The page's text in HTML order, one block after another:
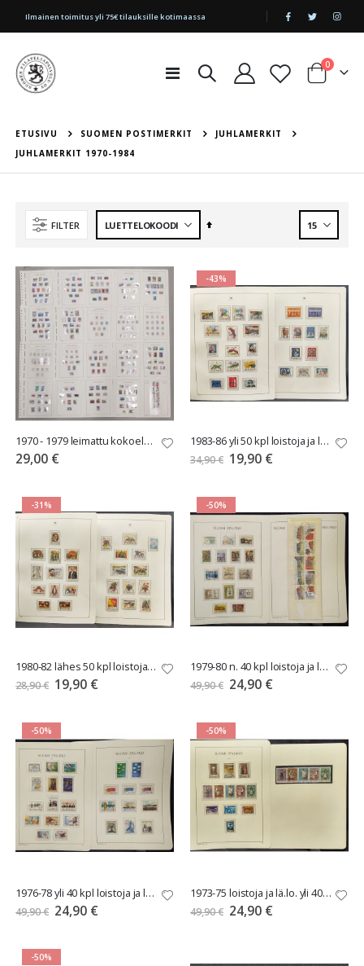
|
Ilmainen toimitus yli 75€ tilauksille kotimaassa
Toggle
Cart
0tuotetta
ETUSIVU SUOMEN POSTIMERKIT
JUHLAMERKIT
JUHLAMERKIT 1970-1984
FILTER
Aseta
1970 - 1979 leimattu kokoelma lehdillä
29,00 €
-43%
1983-86 yli 50 kpl loistoja ja lähes loistoja kokoelma
34,90 € Tarjoushinta
19,90 €
-31%
1980-82 lähes 50 kpl loistoja ja lähes lo. kokoelma
28,90 € Tarjoushinta
19,90 €
-50%
1979-80 n. 40 kpl loistoja ja lähes loistoja erä sivuilla
49,90 € Tarjoushinta
24,90 €
-50%
1976-78 yli 40 kpl loistoja ja lähes loistoja sivuilla
49,90 € Tarjoushinta
24,90 €
-50%
1973-75 loistoja ja lä.lo. yli 40 kpl
49,90 € Tarjoushinta
24,90 €
-50%